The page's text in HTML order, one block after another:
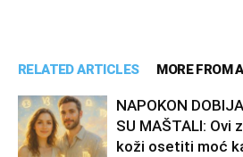
RELATED ARTICLES MORE FROM
NAPOKON
SU MAŠTALI: Ovi
koži osetiti moć